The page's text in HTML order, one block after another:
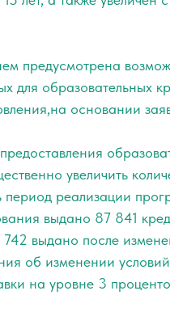
предусмотрена
для образовательных
основании
увеличить
период реализации
выдано 87 841
выдано после
об изменении условий
на уровне 3